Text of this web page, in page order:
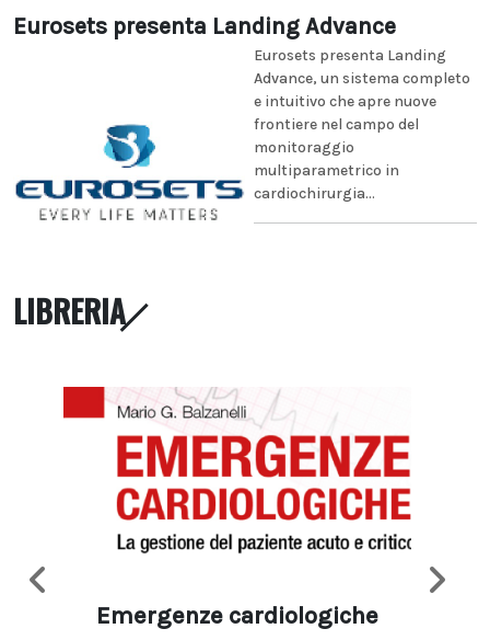
Eurosets presenta Landing Advance
Eurosets presenta Landing
Advance, un sistema completo
e intuitivo che apre nuove
frontiere nel campo del
monitoraggio
multiparametrico in
cardiochirurgia...
LIBRERIA
Emergenze cardiologiche